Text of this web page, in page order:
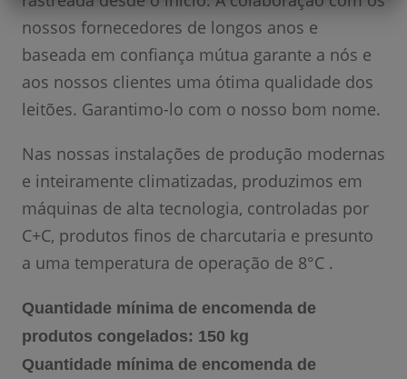
nossos fornecedores de longos anos e
baseada em confiança mútua garante a nós e
aos nossos clientes uma ótima qualidade dos
leitões. Garantimo-lo com o nosso bom nome.
Nas nossas instalações de produção modernas
e inteiramente climatizadas, produzimos em
máquinas de alta tecnologia, controladas por
C+C, produtos finos de charcutaria e presunto
a uma temperatura de operação de 8°C .
Quantidade mínima de encomenda de
produtos congelados: 150 kg
Quantidade mínima de encomenda de